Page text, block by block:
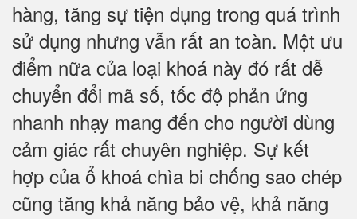
hàng, tăng sự tiện dụng trong quá trình
sử dụng nhưng vẫn rất an toàn. Một ưu
điểm nữa của loại khoá này đó rất dễ
chuyển đổi mã số, tốc độ phản ứng
nhanh nhạy mang đến cho người dùng
cảm giác rất chuyên nghiệp. Sự kết
hợp của ổ khoá chìa bi chống sao chép
cũng tăng khả năng bảo vệ, khả năng